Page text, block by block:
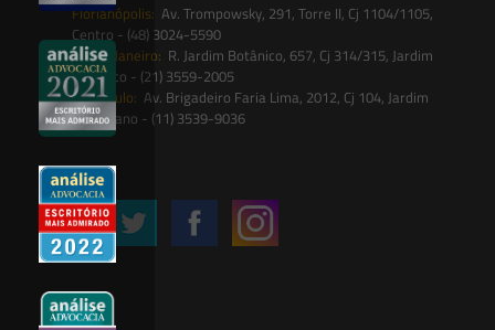
Florianópolis: Av. Trompowsky, 291, Torre II, Cj 1104/1105,
Centro - (48) 3024-5590
Rio de Janeiro: R. Jardim Botânico, 657, Cj 314/315, Jardim
Botânico - (21) 3559-2005
São Paulo: Av. Brigadeiro Faria Lima, 2012, Cj 104, Jardim
Paulistano - (11) 3539-9036
Siga-nos